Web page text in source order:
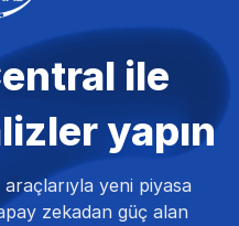
ile
yapın
yeni piyasa
zekadan güç alan